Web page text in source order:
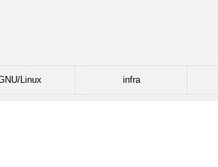
Linux infra